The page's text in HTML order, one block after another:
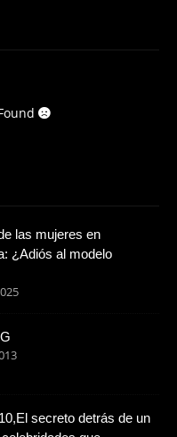
las mujeres en
¿Adiós al modelo
secreto detrás de un